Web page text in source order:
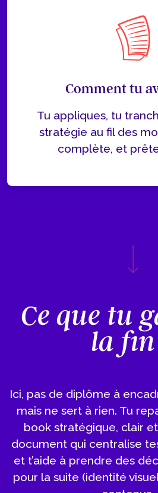
Comment tu
Tu appliques, tu
stratégie au fil des
complète, et
Ce que tu
la fin
Ici, pas de diplôme à
mais ne sert à rien. Tu
book stratégique, clair
document qui centralise
et t’aide à prendre des
pour la suite (identité